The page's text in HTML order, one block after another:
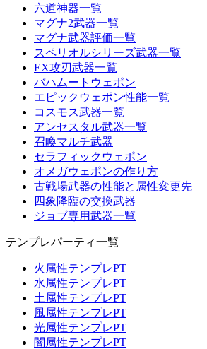
六道神器一覧
マグナ2武器一覧
マグナ武器評価一覧
スペリオルシリーズ武器一覧
EX攻刃武器一覧
バハムートウェポン
エピックウェポン性能一覧
コスモス武器一覧
アンセスタル武器一覧
召喚マルチ武器
セラフィックウェポン
オメガウェポンの作り方
古戦場武器の性能と属性変更先
四象降臨の交換武器
ジョブ専用武器一覧
テンプレパーティ一覧
火属性テンプレPT
水属性テンプレPT
土属性テンプレPT
風属性テンプレPT
光属性テンプレPT
闇属性テンプレPT